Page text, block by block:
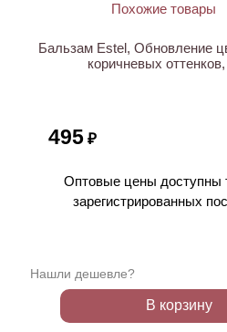
Бальзам Estel, Обновление
коричневых
495 ₽
Оптовые цены доступны
зарегистрированных
Нашли дешевле?
В корзину